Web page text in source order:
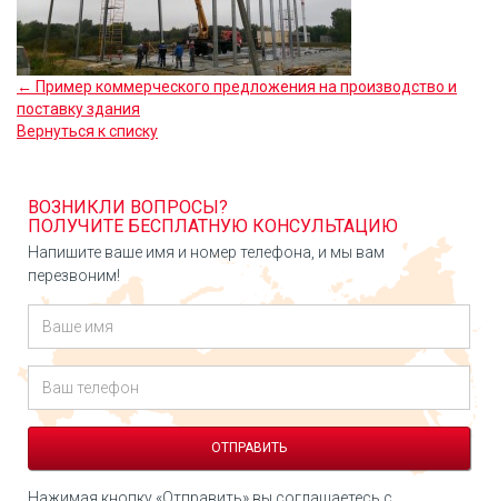
← Пример коммерческого предложения на производство и
поставку здания
Вернуться к списку
ВОЗНИКЛИ ВОПРОСЫ?
ПОЛУЧИТЕ БЕСПЛАТНУЮ КОНСУЛЬТАЦИЮ
Напишите ваше имя и номер телефона, и мы вам
перезвоним!